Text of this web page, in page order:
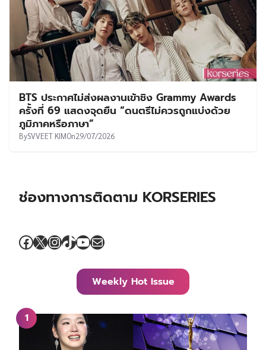
BTS ประกาศไม่ส่งผลงานเข้าชิง Grammy Awards
ครั้งที่ 69 แสดงจุดยืน “ดนตรีไม่ควรถูกแบ่งด้วย
ภูมิภาคหรือภาษา”
BySVVEET KIMOn29/07/2026
ช่องทางการติดตาม KORSERIES
Facebook
X Instagram
TikTok
YouTube
Mail
Weekly Hot Issue